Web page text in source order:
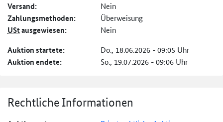
Versand: Nein
Zahlungs­methoden: Überweisung
UStausgewiesen: Nein
Auktion startete: Do., 18.06.2026 - 09:05 Uhr
Auktion endete: So., 19.07.2026 - 09:06 Uhr
Rechtliche Informationen